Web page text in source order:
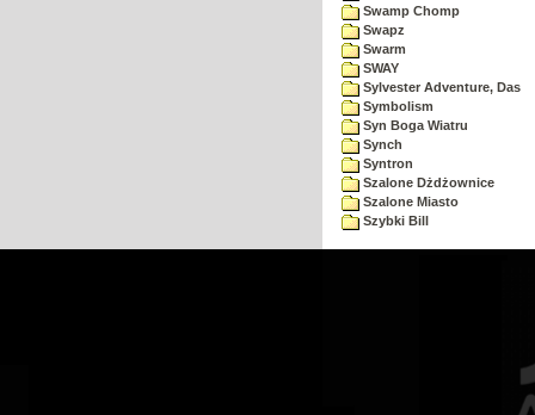
Swamp Chomp
Swapz
Swarm
SWAY
Sylvester Adventure, Das
Symbolism
Syn Boga Wiatru
Synch
Syntron
Szalone Dżdżownice
Szalone Miasto
Szybki Bill